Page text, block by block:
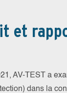
et
AV-TEST a
dans la